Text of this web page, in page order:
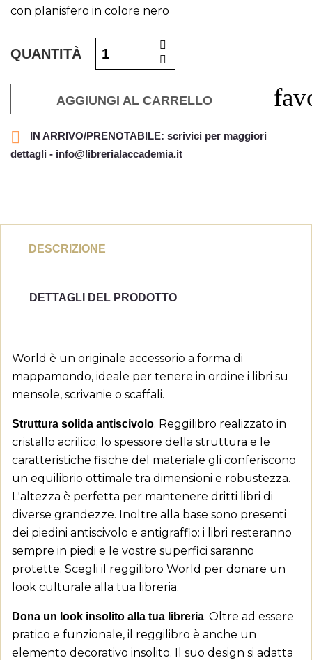
con planisfero in colore nero
QUANTITÀ
AGGIUNGI AL CARRELLO

IN ARRIVO/PRENOTABILE: scrivici per maggiori
dettagli - info@librerialaccademia.it
DESCRIZIONE
DETTAGLI DEL PRODOTTO
World è un originale accessorio a forma di
mappamondo, ideale per tenere in ordine i libri su
mensole, scrivanie o scaffali.
Struttura solida antiscivolo. Reggilibro realizzato in
cristallo acrilico; lo spessore della struttura e le
caratteristiche fisiche del materiale gli conferiscono
un equilibrio ottimale tra dimensioni e robustezza.
L'altezza è perfetta per mantenere dritti libri di
diverse grandezze. Inoltre alla base sono presenti
dei piedini antiscivolo e antigraffio: i libri resteranno
sempre in piedi e le vostre superfici saranno
protette. Scegli il reggilibro World per donare un
look culturale alla tua libreria.
Dona un look insolito alla tua libreria. Oltre ad essere
pratico e funzionale, il reggilibro è anche un
elemento decorativo insolito. Il suo design si adatta